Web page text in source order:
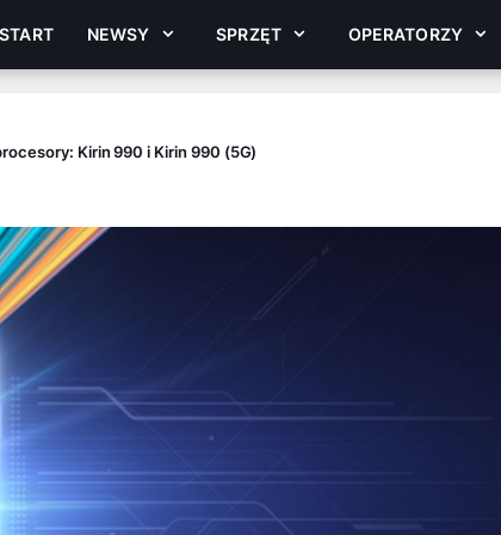
START NEWSY SPRZĘT OPERATORZY
Kirin 990 i Kirin 990 (5G)